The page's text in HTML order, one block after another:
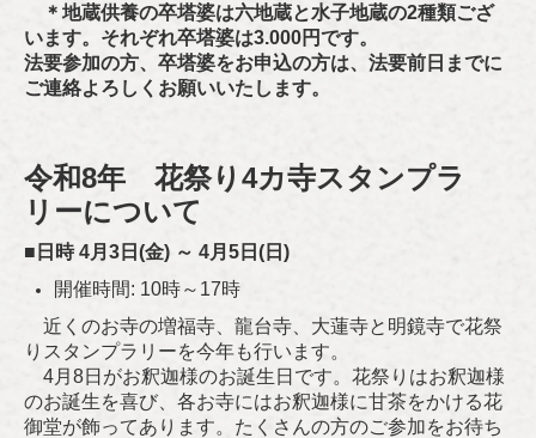
＊地蔵供養の卒塔婆は六地蔵と水子地蔵の2種類ござ
います。それぞれ卒塔婆は3.000円です。
法要参加の方、卒塔婆をお申込の方は、法要前日までに
ご連絡よろしくお願いいたします。
令和8年 花祭り4カ寺スタンプラ
リーについて
■ 日時 4月3日(金) ～ 4月5日(日)
開催時間: 10時～17時
近くのお寺の増福寺、龍台寺、 大蓮寺と明鏡寺で花祭
りスタンプラリーを今年も行います。
4月8日がお釈迦様のお誕生日です。花祭りはお釈迦様
のお誕生を喜び、各お寺にはお釈迦様に甘茶をかける花
御堂が飾ってあります。たくさんの方のご参加をお待ち